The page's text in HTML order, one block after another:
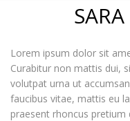
Lorem ipsum dolor sit
Curabitur non mattis dui,
volutpat urna ut
faucibus vitae, mattis eu
praesent rhoncus